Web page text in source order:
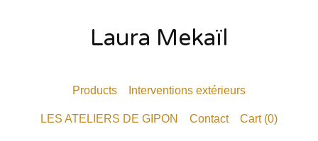
Laura Mekaïl
Products Interventions extérieurs
LES ATELIERS DE GIPON Contact Cart (0)